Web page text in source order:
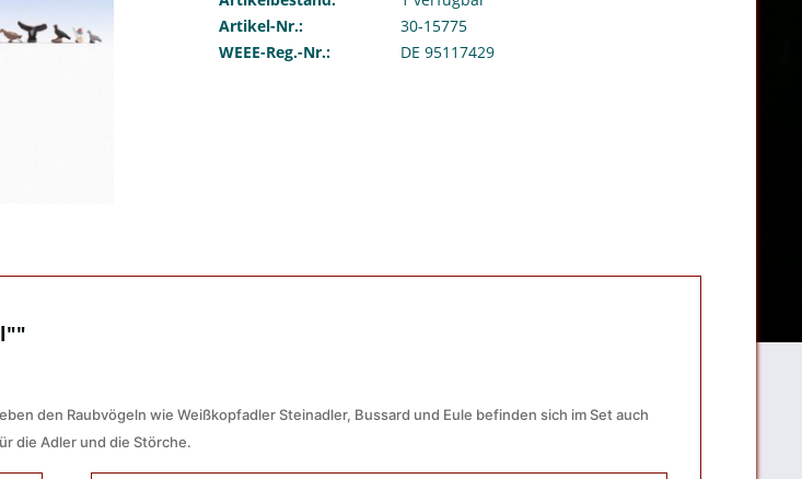
Artikel-Nr.:
30-15775
WEEE-Reg.-Nr.:
DE 95117429
den Raubvögeln wie Weißkopfadler Steinadler, Bussard und Eule befinden sich im Set auch
die Adler und die Störche.